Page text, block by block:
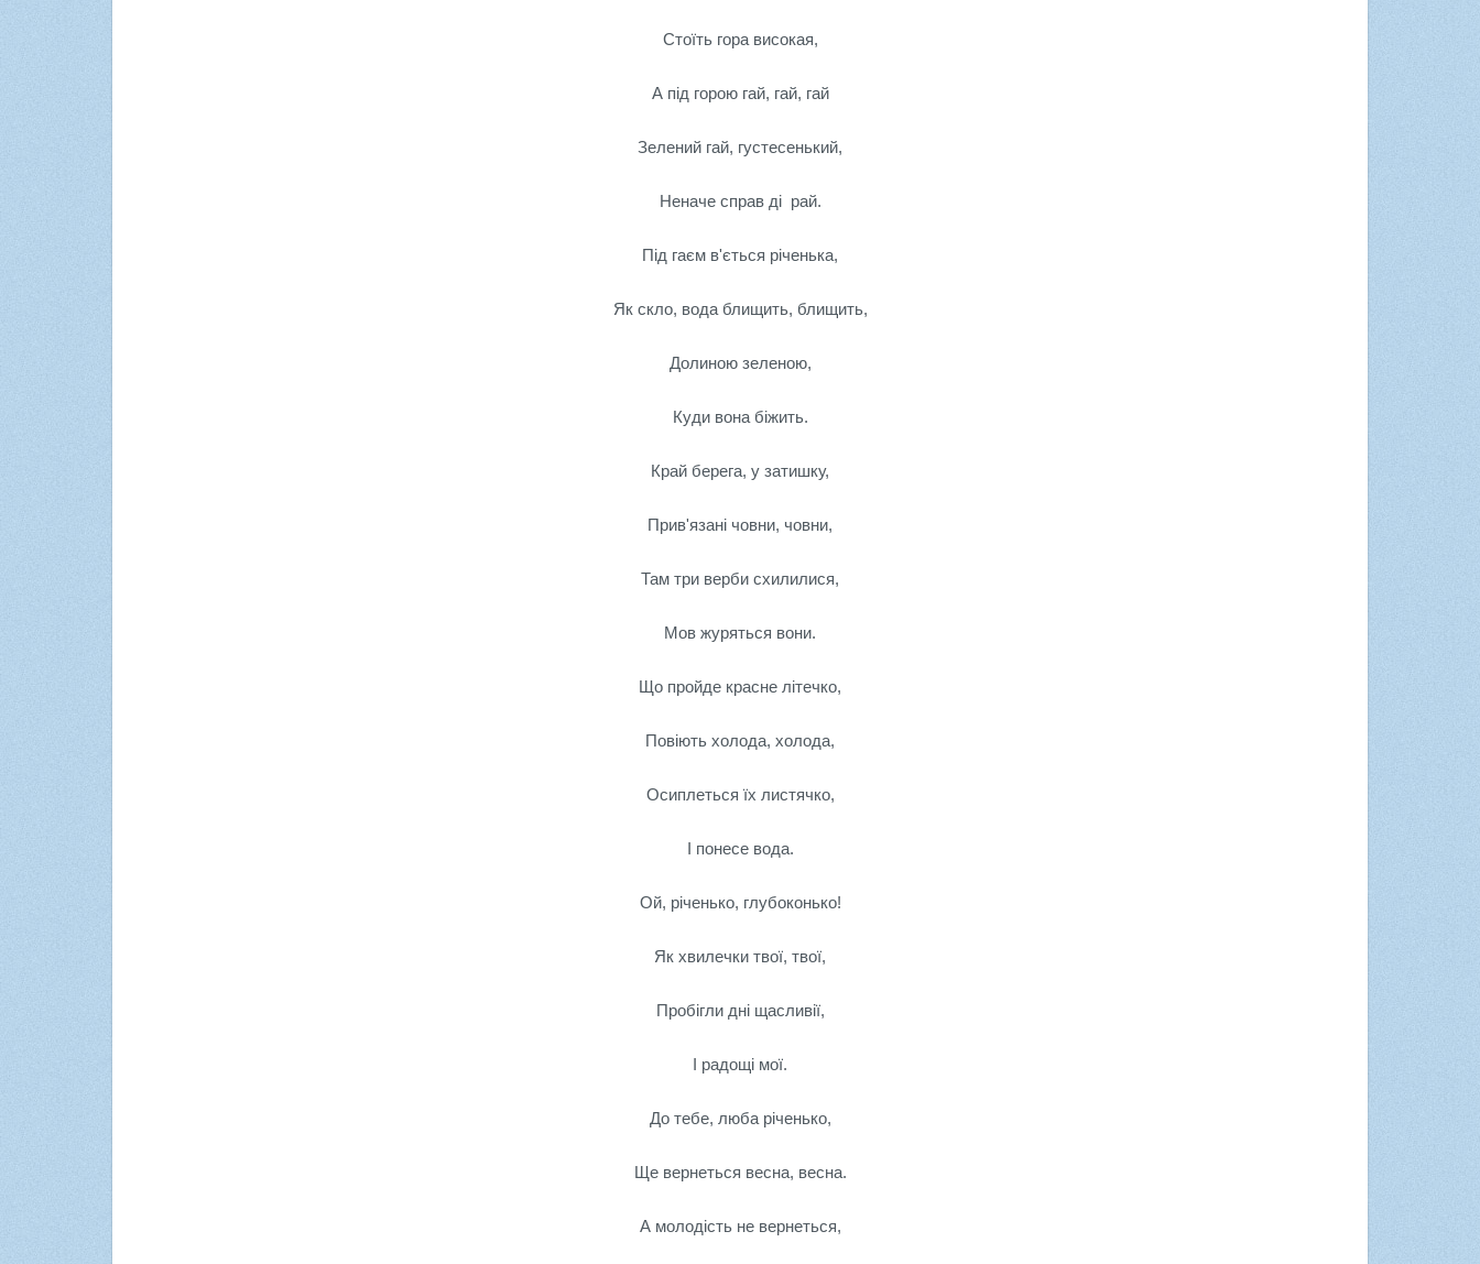
Стоїть гора високaя,
А під горою гай, гай, гай
Зелений гай, густесенький,
Неначе справ ді рай.
Під гаєм в'ється річенька,
Як скло, вода блищить, блищить,
Долиною зеленою,
Куди вона біжить.
Край берега, у затишку,
Прив'язані човни, човни,
Там три верби схилилися,
Мов журяться вони.
Що пройде красне літечко,
Повіють холода, холода,
Осиплеться їх листячко,
І понесе вода.
Ой, річенько, глубоконько!
Як хвилечки твої, твої,
Пробігли дні щасливії,
І радощі мої.
До тебе, люба річенько,
Ще вернеться весна, весна.
А молодість не вернеться,